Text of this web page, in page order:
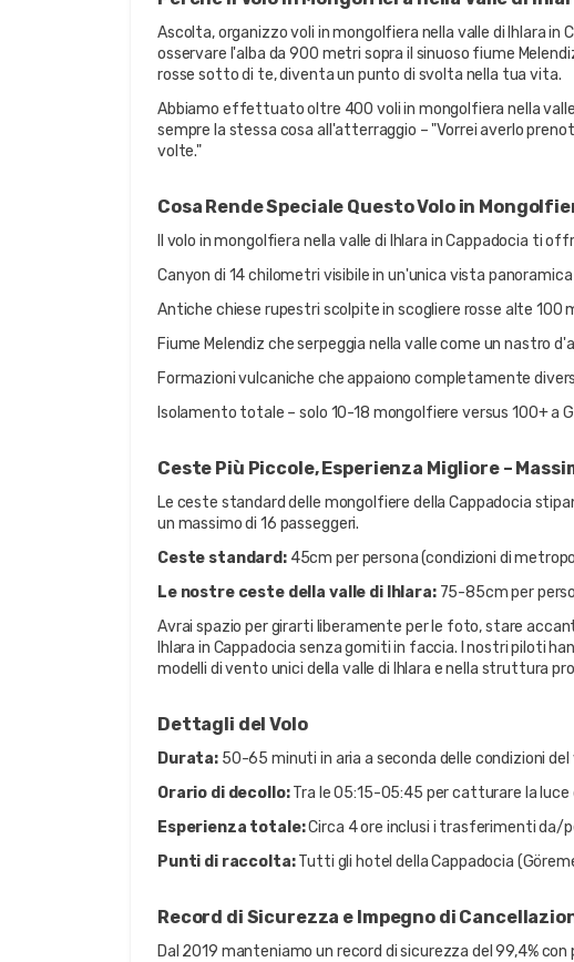
Ascolta, organizzo voli in mongolfiera nella valle di Ihlara in
osservare l'alba da 900 metri sopra il sinuoso fiume
rosse sotto di te, diventa un punto di svolta nella tua vita.
Abbiamo effettuato oltre 400 voli in mongolfiera nella
sempre la stessa cosa all'atterraggio – "Vorrei averlo
volte."
Cosa Rende Speciale Questo Volo in
Il volo in mongolfiera nella valle di Ihlara in Cappadocia ti
Canyon di 14 chilometri visibile in un'unica vista panoramica
Antiche chiese rupestri scolpite in scogliere rosse alte 100
Fiume Melendiz che serpeggia nella valle come un nastro
Formazioni vulcaniche che appaiono completamente
Isolamento totale – solo 10-18 mongolfiere versus 100+ a
Ceste Più Piccole, Esperienza Migliore –
Le ceste standard delle mongolfiere della Cappadocia
un massimo di 16 passeggeri.
Ceste standard: 45cm per persona (condizioni di
Le nostre ceste della valle di Ihlara: 75-85cm per
Avrai spazio per girarti liberamente per le foto, stare
Ihlara in Cappadocia senza gomiti in faccia. I nostri piloti
modelli di vento unici della valle di Ihlara e nella struttura
Dettagli del Volo
Durata: 50-65 minuti in aria a seconda delle condizioni
Orario di decollo: Tra le 05:15-05:45 per catturare la
Esperienza totale: Circa 4 ore inclusi i trasferimenti da/
Punti di raccolta: Tutti gli hotel della Cappadocia
Record di Sicurezza e Impegno di
Dal 2019 manteniamo un record di sicurezza del 99,4%